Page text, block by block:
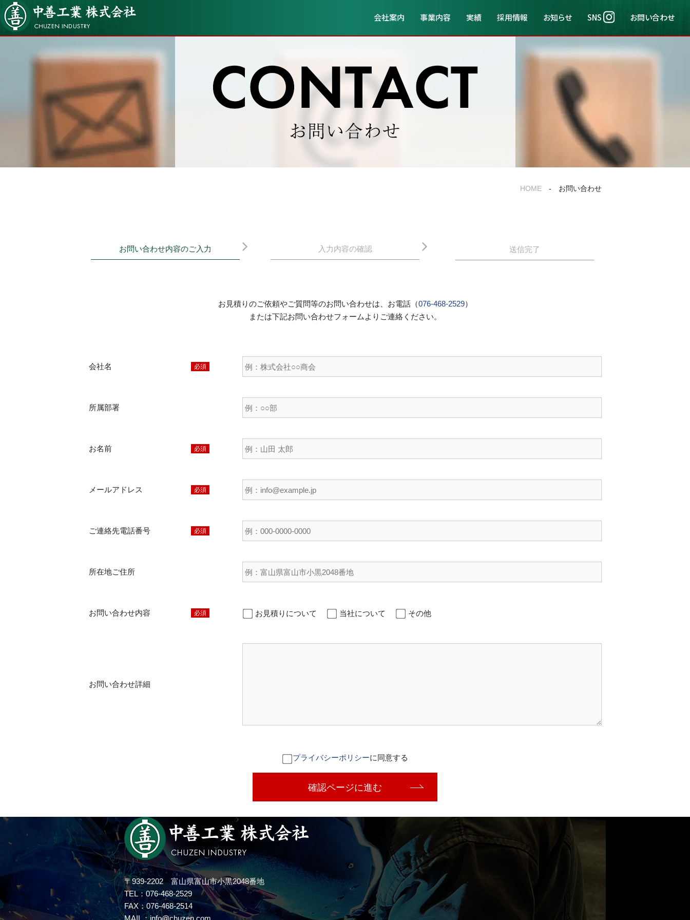
会社案内 事業内容 実績 採用情報 お知らせ SNS お問い合わせ
HOME - お問い合わせ
お問い合わせ内容のご入力 入力内容の確認 送信完了
お見積りのご依頼やご質問等のお問い合わせは、お電話（076-468-2529）
または下記お問い合わせフォームよりご連絡ください。
会社名 必須
所属部署
お名前 必須
メールアドレス 必須
ご連絡先電話番号 必須
所在地ご住所
お問い合わせ内容 必須 お見積りについて 当社について その他
お問い合わせ詳細
プライバシーポリシーに同意する
確認ページに進む
〒939-2202 富山県富山市小黒2048番地
TEL：076-468-2529
FAX：076-468-2514
MAIL：info@chuzen.com